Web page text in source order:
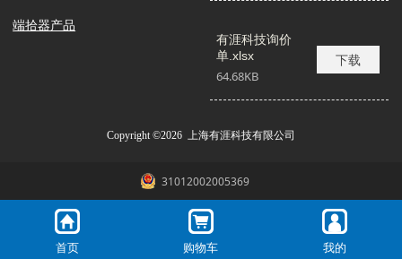
端拾器产品
有涯科技询价
单.xlsx
64.68KB
下载
Copyright ©2026 上海有涯科技有限公司
31012002005369
首页 购物车 我的